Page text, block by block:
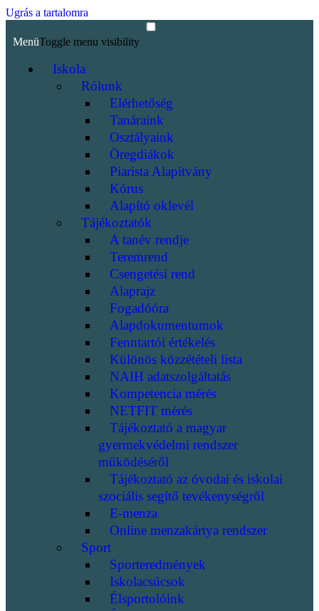
Ugrás a tartalomra
MenüToggle menu visibility
Iskola
Rólunk
Elérhetőség
Tanáraink
Osztályaink
Öregdiákok
Piarista Alapítvány
Kórus
Alapító oklevél
Tájékoztatók
A tanév rendje
Teremrend
Csengetési rend
Alaprajz
Fogadóóra
Alapdokumentumok
Fenntartói értékelés
Különös közzétételi lista
NAIH adatszolgáltatás
Kompetencia mérés
NETFIT mérés
Tájékoztató a magyar
gyermekvédelmi rendszer
működéséről
Tájékoztató az óvodai és iskolai
szociális segítő tevékenységről
E-menza
Online menzakártya rendszer
Sport
Sporteredmények
Iskolacsúcsok
Élsportolóink